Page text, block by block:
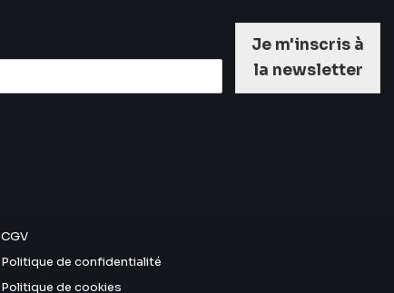
Je m'inscris à
la newsletter
CGV
Politique de confidentialité
Politique de cookies